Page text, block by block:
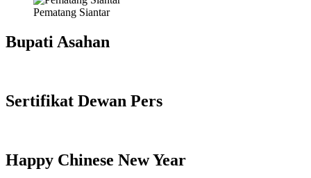
Pematang Siantar
Bupati Asahan
Sertifikat Dewan Pers
Happy Chinese New Year